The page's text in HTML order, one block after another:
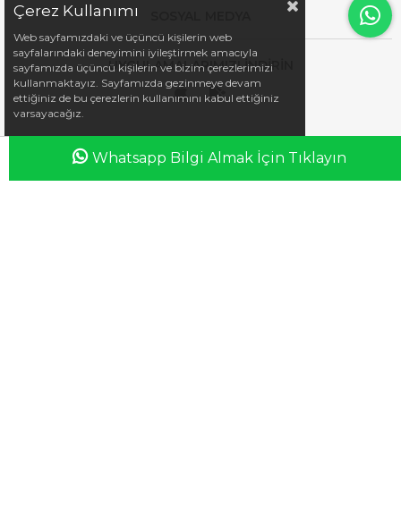
UYGULAMALARIMIZI İNDİRİN
Whatsapp Bilgi Almak İçin Tıklayın
Çerez Kullanımı
Web sayfamızdaki ve üçüncü kişilerin web
sayfalarındaki deneyimini iyileştirmek amacıyla
sayfamızda üçüncü kişilerin ve bizim çerezlerimizi
kullanmaktayız. Sayfamızda gezinmeye devam
ettiğiniz de bu çerezlerin kullanımını kabul ettiğiniz
varsayacağız.
Anasayfa Favorilerim Sepetim Üye Girişi